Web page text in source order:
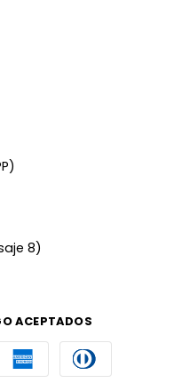
8)
ACEPTADOS